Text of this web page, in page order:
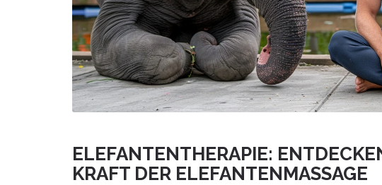
ELEFANTENTHERAPIE:
KRAFT DER ELEFANTENMASSAGE